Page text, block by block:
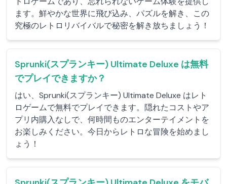
ます。鮮やかな世界に飛び込み、パズルを解き、この
究極のレトロリバイバルで秘密を解き放ちましょう！
Sprunki(スプランキー) Ultimate Deluxe は無料
でプレイできますか？
はい、Sprunki(スプランキー) Ultimate Deluxe はレト
ロゲームで無料でプレイできます。隠れたコストやア
プリ内購入なしで、何時間ものエンターテイメントを
お楽しみください。今日からレトロな冒険を始めまし
ょう！